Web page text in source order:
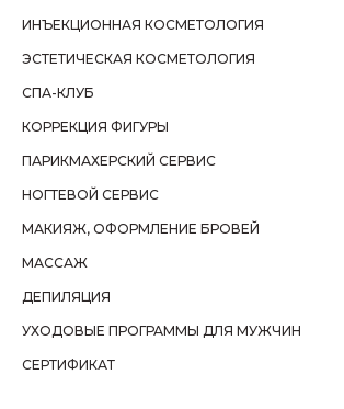
ИНЪЕКЦИОННАЯ КОСМЕТОЛОГИЯ
ЭСТЕТИЧЕСКАЯ КОСМЕТОЛОГИЯ
СПА-КЛУБ
КОРРЕКЦИЯ ФИГУРЫ
ПАРИКМАХЕРСКИЙ СЕРВИС
НОГТЕВОЙ СЕРВИС
МАКИЯЖ, ОФОРМЛЕНИЕ БРОВЕЙ
МАССАЖ
ДЕПИЛЯЦИЯ
УХОДОВЫЕ ПРОГРАММЫ ДЛЯ МУЖЧИН
СЕРТИФИКАТ